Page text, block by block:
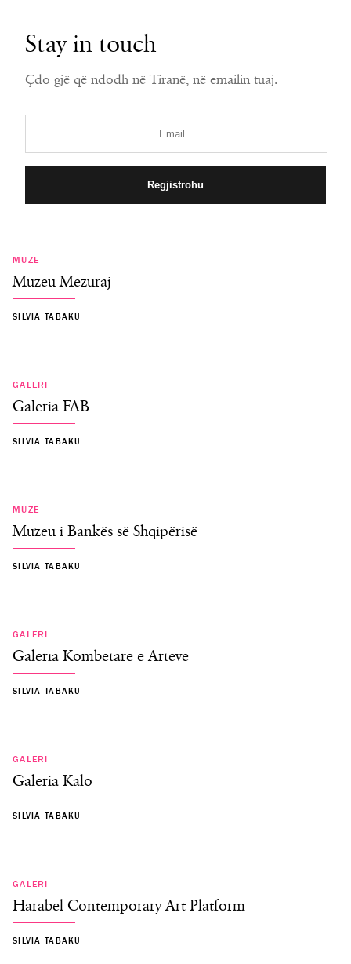
Stay in touch
Çdo gjë që ndodh në Tiranë, në emailin tuaj.
MUZE
Muzeu Mezuraj
SILVIA TABAKU
GALERI
Galeria FAB
SILVIA TABAKU
MUZE
Muzeu i Bankës së Shqipërisë
SILVIA TABAKU
GALERI
Galeria Kombëtare e Arteve
SILVIA TABAKU
GALERI
Galeria Kalo
SILVIA TABAKU
GALERI
Harabel Contemporary Art Platform
SILVIA TABAKU